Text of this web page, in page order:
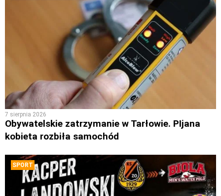
7 sierpnia 2026
Obywatelskie zatrzymanie w Tarłowie. PIjana
kobieta rozbiła samochód
SPORT